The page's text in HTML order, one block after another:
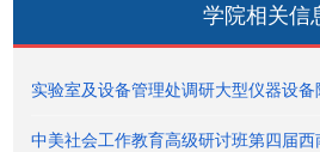
学院相关信
实验室及设备管理处调研大型仪器设
中美社会工作教育高级研讨班第四届